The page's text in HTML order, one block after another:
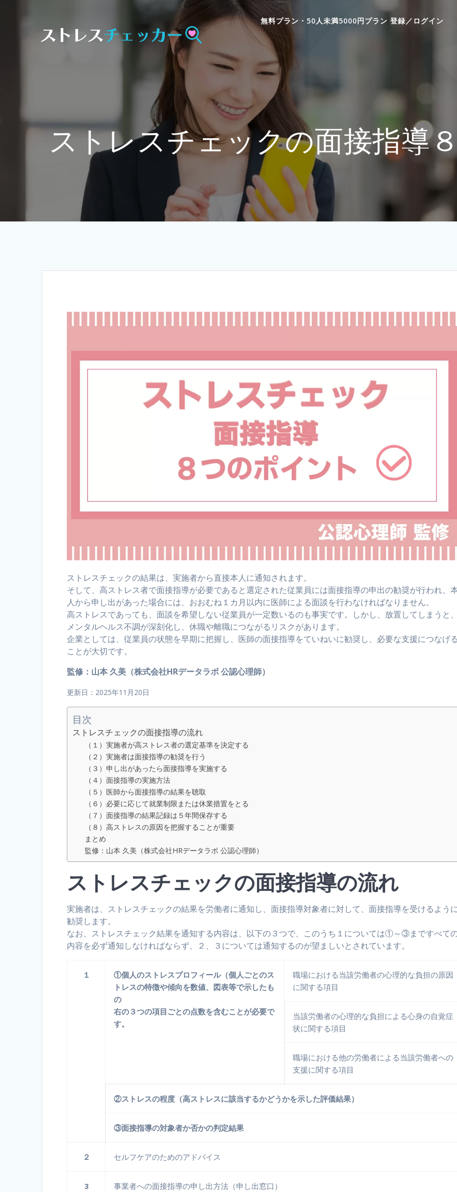
無料プラン・50人未満5000円プラン 登録／ログイン
ストレスチェックの面接指導
ストレスチェックの結果は、実施者から直接本人に通知されます。
そして、高ストレス者で面接指導が必要であると選定された従業員には面接指導の申出の勧奨が行われ、
人から申し出があった場合には、おおむね１カ月以内に医師による面談を行わなければなりません。
高ストレスであっても、面談を希望しない従業員が一定数いるのも事実です。しかし、放置してしまうと
メンタルヘルス不調が深刻化し、休職や離職につながるリスクがあります。
企業としては、従業員の状態を早期に把握し、医師の面接指導をていねいに勧奨し、必要な支援につなげ
ことが大切です。
監修：山本 久美（株式会社HRデータラボ 公認心理師）
更新日：2025年11月20日
目次
ストレスチェックの面接指導の流れ
（１）実施者が高ストレス者の選定基準を決定する
（２）実施者は面接指導の勧奨を行う
（３）申し出があったら面接指導を実施する
（４）面接指導の実施方法
（５）医師から面接指導の結果を聴取
（６）必要に応じて就業制限または休業措置をとる
（７）面接指導の結果記録は５年間保存する
（８）高ストレスの原因を把握することが重要
まとめ
監修：山本 久美（株式会社HRデータラボ 公認心理師）
ストレスチェックの面接指導の流れ
実施者は、ストレスチェックの結果を労働者に通知し、面接指導対象者に対して、面接指導を受けるよう
勧奨します。
なお、ストレスチェック結果を通知する内容は、以下の３つで、このうち１については①～③まですべて
内容を必ず通知しなければならず、２、３については通知するのが望ましいとされています。
１
①個人のストレスプロフィール（個人ごとのス
トレスの特徴や傾向を数値、図表等で示したも
の
右の３つの項目ごとの点数を含むことが必要で
す。
職場における当該労働者の心理的な負担の原因
に関する項目
当該労働者の心理的な負担による心身の自覚症
状に関する項目
職場における他の労働者による当該労働者への
支援に関する項目
②ストレスの程度（高ストレスに該当するかどうかを示した評価結果）
③面接指導の対象者か否かの判定結果
２ セルフケアのためのアドバイス
3
事業者への面接指導の申し出方法（申し出窓口）